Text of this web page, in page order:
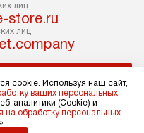
лиц
store.ru
лиц
cookie. Используя наш сайт,
ваших персональных
аналитики (Cookie) и
на обработку персональных
»